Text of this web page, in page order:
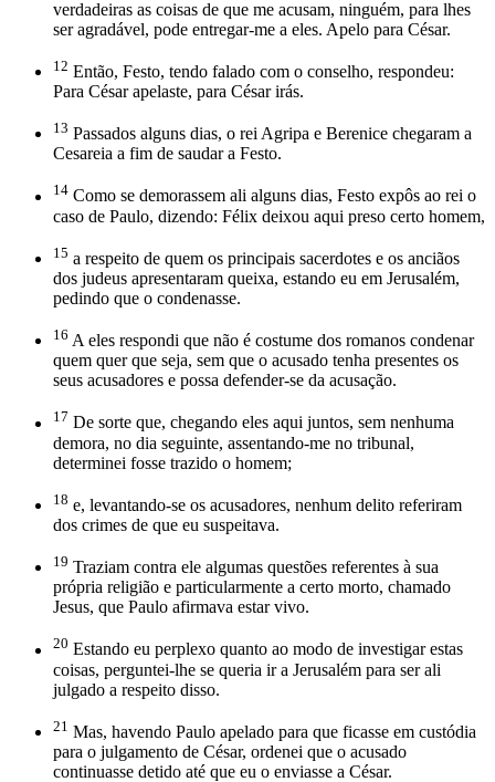
verdadeiras as coisas de que me acusam, ninguém, para lhes
ser agradável, pode entregar-me a eles. Apelo para César.
12 Então, Festo, tendo falado com o conselho, respondeu:
Para César apelaste, para César irás.
13 Passados alguns dias, o rei Agripa e Berenice chegaram a
Cesareia a fim de saudar a Festo.
14 Como se demorassem ali alguns dias, Festo expôs ao rei o
caso de Paulo, dizendo: Félix deixou aqui preso certo homem,
15 a respeito de quem os principais sacerdotes e os anciãos
dos judeus apresentaram queixa, estando eu em Jerusalém,
pedindo que o condenasse.
16 A eles respondi que não é costume dos romanos condenar
quem quer que seja, sem que o acusado tenha presentes os
seus acusadores e possa defender-se da acusação.
17 De sorte que, chegando eles aqui juntos, sem nenhuma
demora, no dia seguinte, assentando-me no tribunal,
determinei fosse trazido o homem;
18 e, levantando-se os acusadores, nenhum delito referiram
dos crimes de que eu suspeitava.
19 Traziam contra ele algumas questões referentes à sua
própria religião e particularmente a certo morto, chamado
Jesus, que Paulo afirmava estar vivo.
20 Estando eu perplexo quanto ao modo de investigar estas
coisas, perguntei-lhe se queria ir a Jerusalém para ser ali
julgado a respeito disso.
21 Mas, havendo Paulo apelado para que ficasse em custódia
para o julgamento de César, ordenei que o acusado
continuasse detido até que eu o enviasse a César.